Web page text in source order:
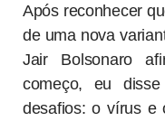
Após reconhecer
de uma nova
Jair Bolsonaro
começo, eu
desafios: o vírus e